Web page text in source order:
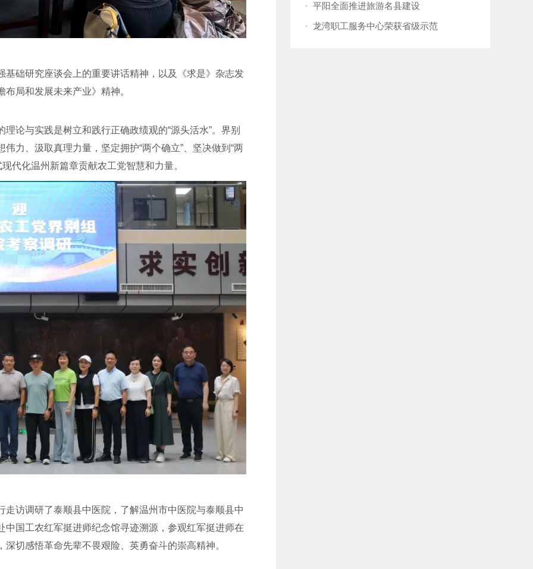
基础研究座谈会上的重要讲话精神，以及《求是》杂志发
局和发展未来产业》精神。
论与实践是树立和践行正确政绩观的“源头活水”。界别
力、汲取真理力量，坚定拥护“两个确立”、坚决做到“两
代化温州新篇章贡献农工党智慧和力量。
访调研了泰顺县中医院，了解温州市中医院与泰顺县中
国工农红军挺进师纪念馆寻迹溯源，参观红军挺进师在
切感悟革命先辈不畏艰险、英勇奋斗的崇高精神。
· 平阳全面推进旅游名县建设
· 龙湾职工服务中心荣获省级示范